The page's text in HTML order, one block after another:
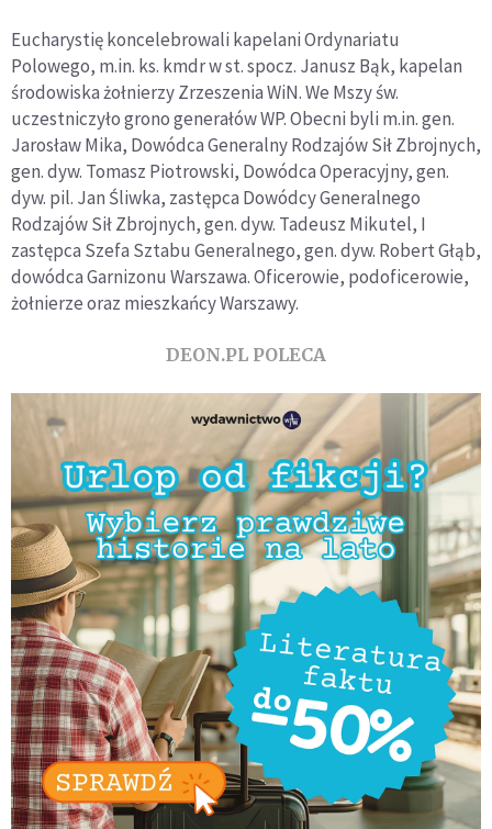
Eucharystię koncelebrowali kapelani Ordynariatu
Polowego, m.in. ks. kmdr w st. spocz. Janusz Bąk, kapelan
środowiska żołnierzy Zrzeszenia WiN. We Mszy św.
uczestniczyło grono generałów WP. Obecni byli m.in. gen.
Jarosław Mika, Dowódca Generalny Rodzajów Sił Zbrojnych,
gen. dyw. Tomasz Piotrowski, Dowódca Operacyjny, gen.
dyw. pil. Jan Śliwka, zastępca Dowódcy Generalnego
Rodzajów Sił Zbrojnych, gen. dyw. Tadeusz Mikutel, I
zastępca Szefa Sztabu Generalnego, gen. dyw. Robert Głąb,
dowódca Garnizonu Warszawa. Oficerowie, podoficerowie,
żołnierze oraz mieszkańcy Warszawy.
DEON.PL POLECA